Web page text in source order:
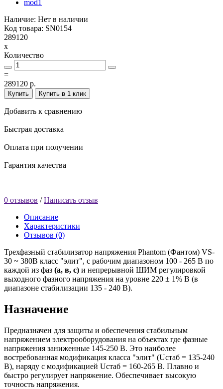
Наличие: Нет в наличии
Код товара: SN0154
289120
x
Количество
=
289120 р.
Купить Купить в 1 клик
Добавить к сравнению
Быстрая доставка
Оплата при получении
Гарантия качества
0 отзывов /Написать отзыв
Описание
Характеристики
Отзывов (0)
Трехфазный стабилизатор напряжения Phantom (Фантом) VS-
30 ~ 380В класс "элит", с рабочим диапазоном 100 - 265 В по
каждой из фаз (а, в, с) и непрерывной ШИМ регулировкой
выходного фазного напряжения на уровне 220 ± 1% В (в
диапазоне стабилизации 135 - 240 В).
Назначение
Предназначен для защиты и обеспечения стабильным
напряжением электрооборудования на объектах где фазные
напряжения заниженные 145-250 В. Это наиболее
востребованная модификация класса "элит" (Uстаб = 135-240
В), наряду с модификацией Uстаб = 160-265 В. Плавно и
быстро регулирует напряжение. Обеспечивает высокую
точность напряжения.